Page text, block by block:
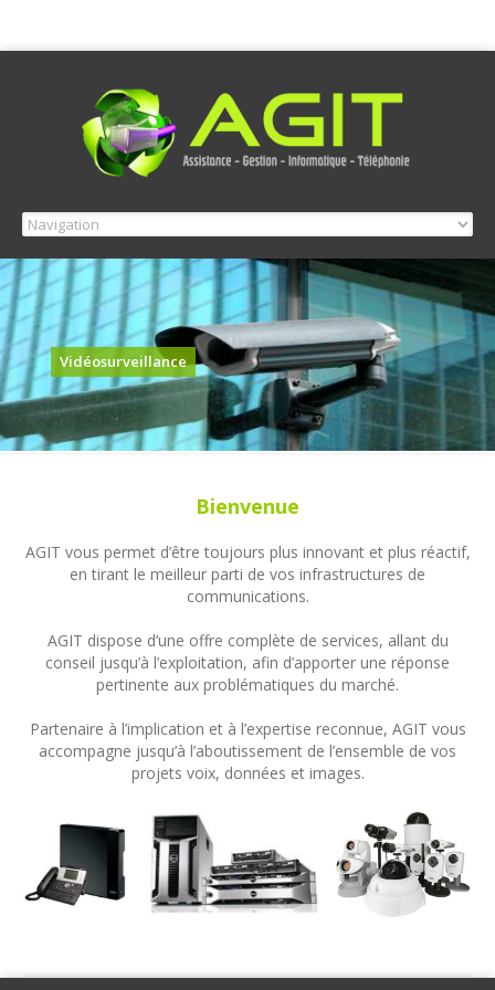
Vidéosurveillance
Bienvenue
AGIT vous permet d’être toujours plus innovant et plus réactif,
en tirant le meilleur parti de vos infrastructures de
communications.
AGIT dispose d’une offre complète de services, allant du
conseil jusqu’à l’exploitation, afin d’apporter une réponse
pertinente aux problématiques du marché.
Partenaire à l’implication et à l’expertise reconnue, AGIT vous
accompagne jusqu’à l’aboutissement de l’ensemble de vos
projets voix, données et images.